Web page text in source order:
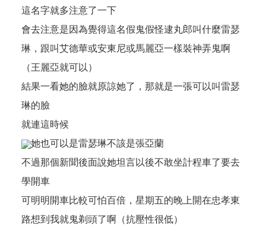
這名字就多注意了一下
會去注意是因為覺得這名假鬼假怪逮丸郎叫什麼雷瑟
琳，跟叫艾德華或安東尼或馬麗亞一樣裝神弄鬼啊
（王麗亞就可以）
結果一看她的臉就原諒她了，那就是一張可以叫雷瑟
琳的臉
就連這時候
她也可以是雷瑟琳不該是張亞蘭
不過那個新聞後面說她坦言以後不敢坐計程車了要去
學開車
可明明開車比較可怕百倍，星期五的晚上開在忠孝東
路想到我就鬼剃頭了啊（抗壓性很低）